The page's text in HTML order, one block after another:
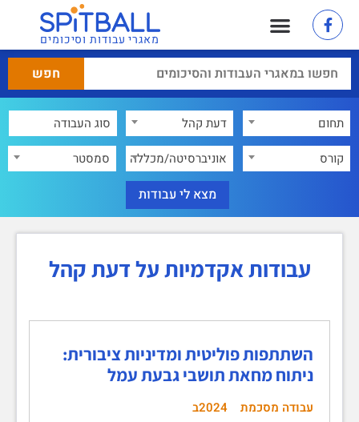
מאגרי עבודות וסיכומים
תחום
דעת קהל
קורס
אוניברסיטה/מכללה סמסטר
עבודות אקדמיות על דעת קהל
השתתפות פוליטית ומדיניות ציבורית:
ניתוח מחאת תושבי גבעת עמל
עבודה מסכמת 2024ב